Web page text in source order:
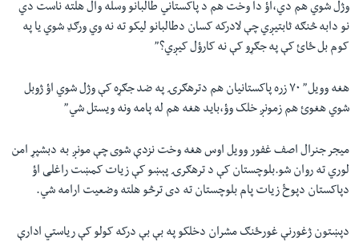
وژل شوي هم دي،اؤ دا وخت هم د پاکستاني طالبانو وسله وال هلته ناست دي
نو دابه څنګه ثابتیږي چې لادرکه کسان دطالبانو لیکو ته نه وي ورګډ شوي یا په
کوم بل ځائ کې په جګړو کې نه کارؤل کیږي؟”
هغه وویل” ۷۰ زره پاکستانیان هم دترهګرۍ په ضد جګړه کې وژل شوي اؤ ژوبل
شوي هغوئ هم زمونږ خلک وؤ،باید هغه هم له پامه ونه ویستل شي”
میجر جنرال اصف غفور وویل اوس هغه وخت نزدې شوی چې مونږ به دبشپړ امن
لوري ته روان شو.بلوچستان کې د ترهګرۍ پېښو کې زیات کمښت راغلی اؤ
دپاکستان دپوځ زیات پام بلوچستان ته دی ترڅو هلته وضعیت ارامه شي.
دپښتون ژغورنې غورځنګ مشران دخلکو په بې بې درکه کولو کې ریاستي ادارې